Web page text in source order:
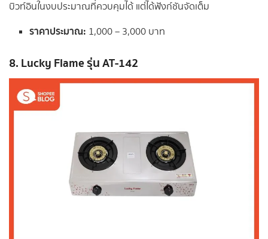
บิวท์อินในงบประมาณที่ควบคุมได้ แต่ได้ฟังก์ชันจัดเต็ม
ราคาประมาณ: 1,000 – 3,000 บาท
8. Lucky Flame รุ่น AT-142